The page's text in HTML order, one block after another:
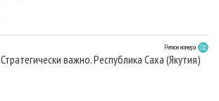
Регион номера
Стратегически важно. Республика Саха (Якутия)